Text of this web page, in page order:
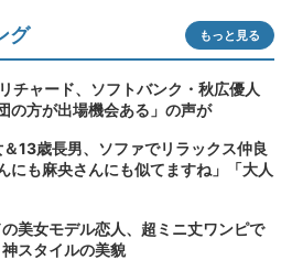
グ もっと見る
チャード、ソフトバンク・秋広優人
の方が出場機会ある」の声が
13歳長男、ソファでリラックス仲良
も麻央さんにも似てますね」「大人
美女モデル恋人、超ミニ丈ワンピで
スタイルの美貌